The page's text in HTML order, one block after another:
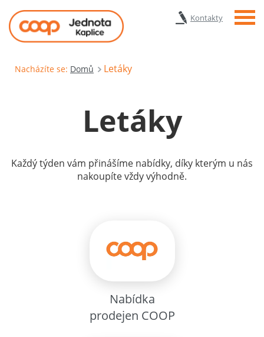
Kontakty Menu
Nacházíte se: Domů Letáky
Letáky
Každý týden vám přinášíme nabídky, díky kterým u nás
nakoupíte vždy výhodně.
Nabídka
prodejen COOP